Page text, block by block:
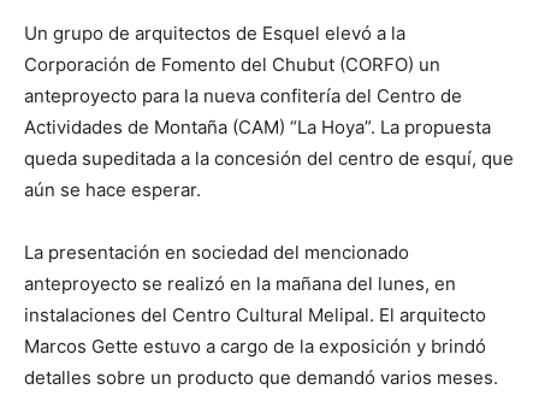
Un grupo de arquitectos de Esquel elevó a la
Corporación de Fomento del Chubut (CORFO) un
anteproyecto para la nueva confitería del Centro de
Actividades de Montaña (CAM) “La Hoya”. La propuesta
queda supeditada a la concesión del centro de esquí, que
aún se hace esperar.
La presentación en sociedad del mencionado
anteproyecto se realizó en la mañana del lunes, en
instalaciones del Centro Cultural Melipal. El arquitecto
Marcos Gette estuvo a cargo de la exposición y brindó
detalles sobre un producto que demandó varios meses.